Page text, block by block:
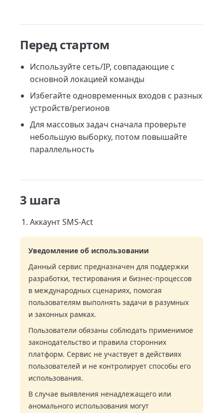
Перед стартом
Используйте сеть/IP, совпадающие с
основной локацией команды
Избегайте одновременных входов с разных
устройств/регионов
Для массовых задач сначала проверьте
небольшую выборку, потом повышайте
параллельность
3 шага
Аккаунт SMS-Act
Уведомление об использовании
Данный сервис предназначен для поддержки
разработки, тестирования и бизнес-процессов
в международных сценариях, помогая
пользователям выполнять задачи в разумных
и законных рамках.
Пользователи обязаны соблюдать применимое
законодательство и правила сторонних
платформ. Сервис не участвует в действиях
пользователей и не контролирует способы его
использования.
В случае выявления ненадлежащего или
аномального использования могут